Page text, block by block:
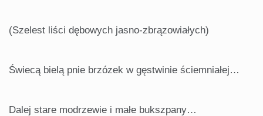
(Szelest liści dębowych jasno-zbrązowiałych)
Świecą bielą pnie brzózek w gęstwinie ściemniałej…
Dalej stare modrzewie i małe bukszpany…